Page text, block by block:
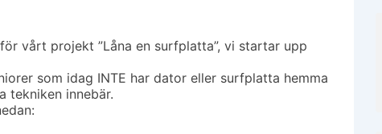
vårt projekt ”Låna en surfplatta”, vi startar upp
som idag INTE har dator eller surfplatta hemma
tekniken innebär.